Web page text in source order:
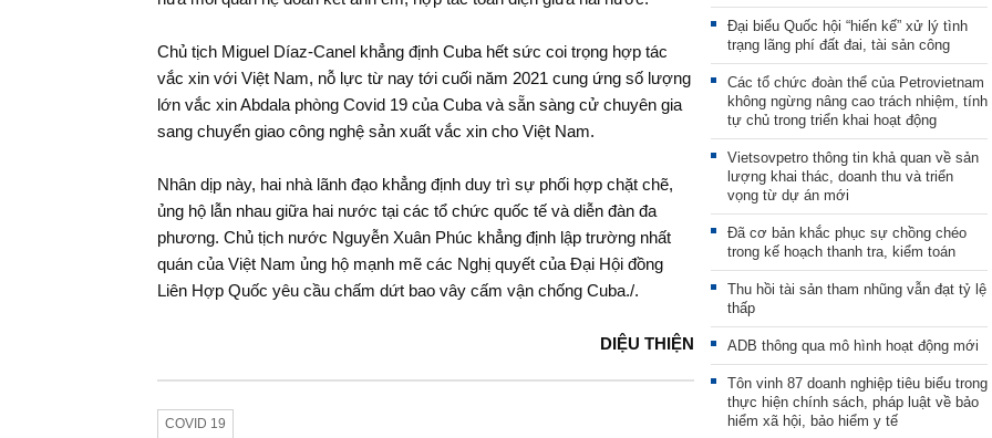
Chủ tịch Miguel Díaz-Canel khẳng định Cuba hết sức coi trọng hợp tác
vắc xin với Việt Nam, nỗ lực từ nay tới cuối năm 2021 cung ứng số lượng
lớn vắc xin Abdala phòng Covid 19 của Cuba và sẵn sàng cử chuyên gia
sang chuyển giao công nghệ sản xuất vắc xin cho Việt Nam.
Nhân dịp này, hai nhà lãnh đạo khẳng định duy trì sự phối hợp chặt chẽ,
ủng hộ lẫn nhau giữa hai nước tại các tổ chức quốc tế và diễn đàn đa
phương. Chủ tịch nước Nguyễn Xuân Phúc khẳng định lập trường nhất
quán của Việt Nam ủng hộ mạnh mẽ các Nghị quyết của Đại Hội đồng
Liên Hợp Quốc yêu cầu chấm dứt bao vây cấm vận chống Cuba./.
DIỆU THIỆN
COVID 19
Đại biểu Quốc hội “hiến kế” xử lý tình
trạng lãng phí đất đai, tài sản công
Các tổ chức đoàn thể của Petrovietnam
không ngừng nâng cao trách nhiệm, tính
tự chủ trong triển khai hoạt động
Vietsovpetro thông tin khả quan về sản
lượng khai thác, doanh thu và triển
vọng từ dự án mới
Đã cơ bản khắc phục sự chồng chéo
trong kế hoạch thanh tra, kiểm toán
Thu hồi tài sản tham nhũng vẫn đạt tỷ lệ
thấp
ADB thông qua mô hình hoạt động mới
Tôn vinh 87 doanh nghiệp tiêu biểu trong
thực hiện chính sách, pháp luật về bảo
hiểm xã hội, bảo hiểm y tế